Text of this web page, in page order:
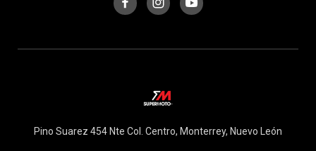
Pino Suarez 454 Nte Col. Centro, Monterrey, Nuevo León